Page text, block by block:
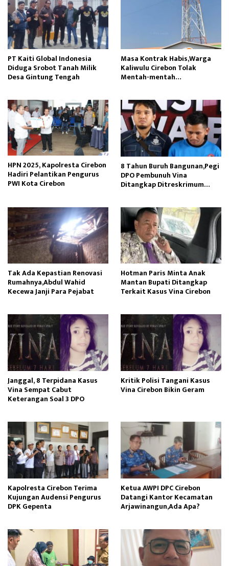
PT Kaiti Global Indonesia
Diduga Srobot Tanah Milik
Desa Gintung Tengah
Masa Kontrak Habis,Warga
Kaliwulu Cirebon Tolak
Mentah-mentah
HPN 2025, Kapolresta Cirebon
Hadiri Pelantikan Pengurus
PWI Kota Cirebon
8 Tahun Buruh Bangunan,Pegi
DPO Pembunuh Vina
Ditangkap Ditreskrimum
Tak Ada Kepastian Renovasi
Rumahnya,Abdul Wahid
Kecewa Janji Para Pejabat
Hotman Paris Minta Anak
Mantan Bupati Ditangkap
Terkait Kasus Vina Cirebon
Janggal, 8 Terpidana Kasus
Vina Sempat Cabut
Keterangan Soal 3 DPO
Kritik Polisi Tangani Kasus
Vina Cirebon Bikin Geram
Kapolresta Cirebon Terima
Kujungan Audensi Pengurus
DPK Gepenta
Ketua AWPI DPC Cirebon
Datangi Kantor Kecamatan
Arjawinangun,Ada Apa?